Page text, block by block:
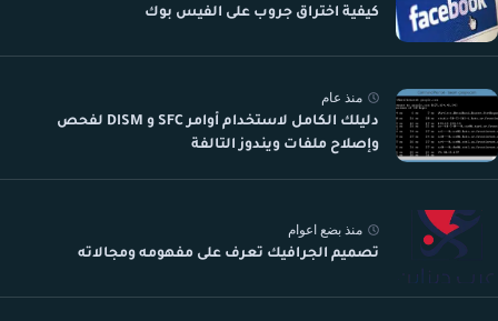
كيفية اختراق جروب على الفيس بوك
منذ عام
دليلك الكامل لاستخدام أوامر SFC و DISM لفحص
وإصلاح ملفات ويندوز التالفة
منذ بضع اعوام
تصميم الجرافيك تعرف على مفهومه ومجالاته